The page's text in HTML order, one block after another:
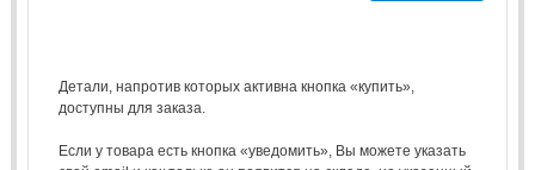
Детали, напротив которых активна кнопка «купить»,
доступны для заказа.
Если у товара есть кнопка «уведомить», Вы можете указать